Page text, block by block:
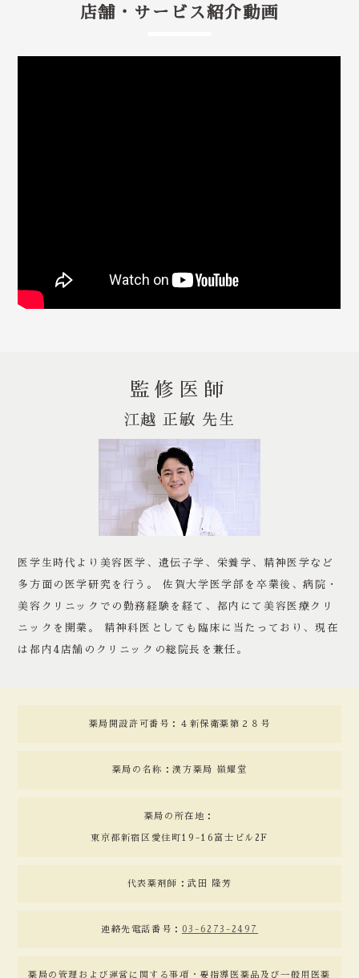
店舗・サービス紹介動画
監修医師
江越 正敏 先生
医学生時代より美容医学、遺伝子学、栄養学、精神医学など
多方面の医学研究を行う。 佐賀大学医学部を卒業後、病院・
美容クリニックでの勤務経験を経て、都内にて美容医療クリ
ニックを開業。 精神科医としても臨床に当たっており、現在
は都内4店舗のクリニックの総院長を兼任。
薬局開設許可番号：４新保衛薬第２８号
薬局の名称：漢方薬局 嶺耀堂
薬局の所在地：
東京都新宿区愛住町19-16富士ビル2F
代表薬剤師：武田 隆芳
連絡先電話番号： 03-6273-2497
薬局の管理および運営に関する事項・要指導医薬品及び一般用医薬